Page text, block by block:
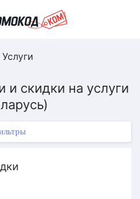
Услуги
скидки на услуги